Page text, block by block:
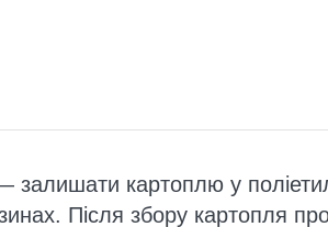
картоплю у
Після збору картопля